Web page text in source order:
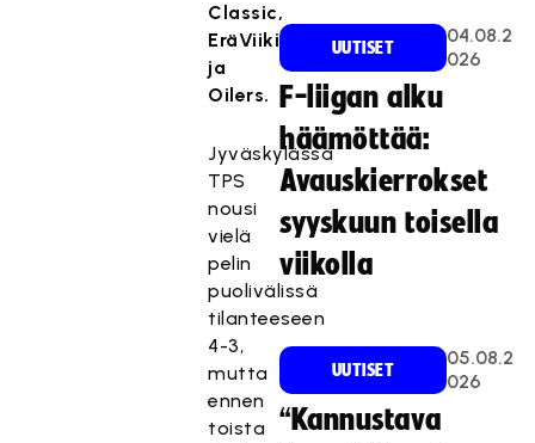
Classic,
EräViikingit
ja
Oilers.
Jyväskylässä
TPS
nousi
vielä
pelin
puolivälissä
tilanteeseen
4-3,
mutta
ennen
toista
UUTISET
04.08.2
026
F-liigan alku
häämöttää:
Avauskierrokset
syyskuun toisella
viikolla
UUTISET
05.08.2
026
“Kannustava